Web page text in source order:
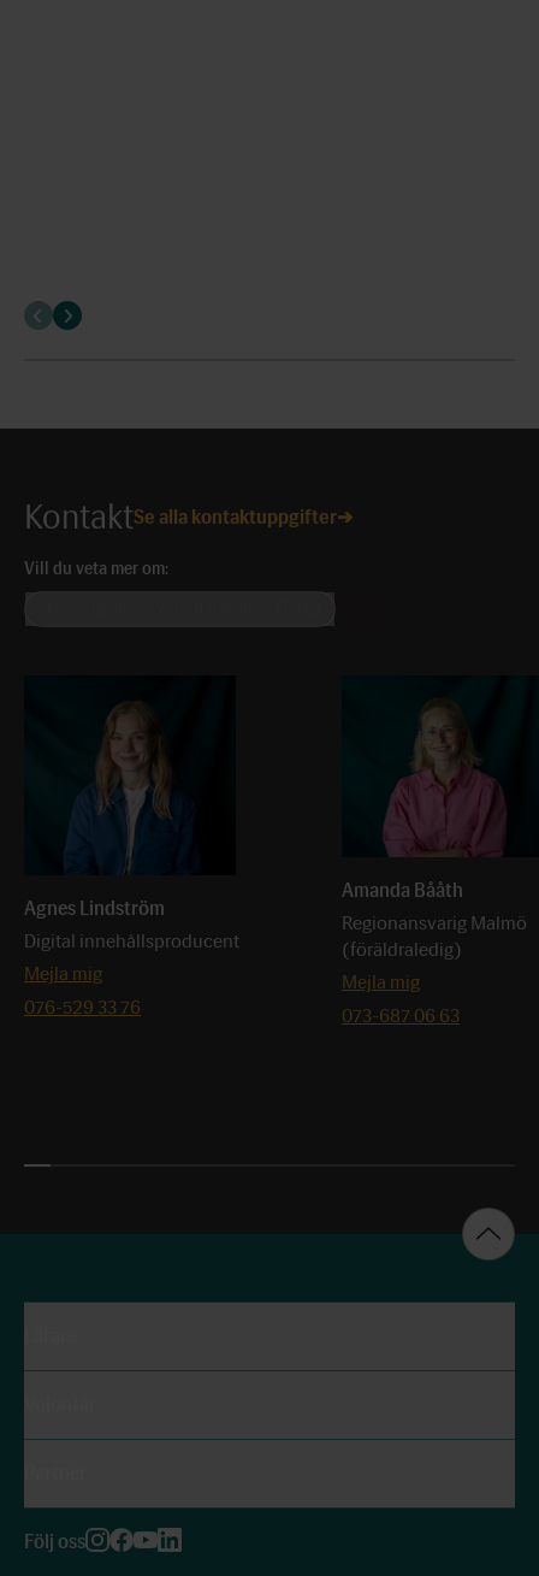
KontaktSe alla kontaktuppgifter
Vill du veta mer om:
Agnes Lindström
Digital innehållsproducent
Mejla mig
076-529 33 76
Amanda Bååth
Regionansvarig Malmö
(föräldraledig)
Mejla mig
073-687 06 63
Följ oss